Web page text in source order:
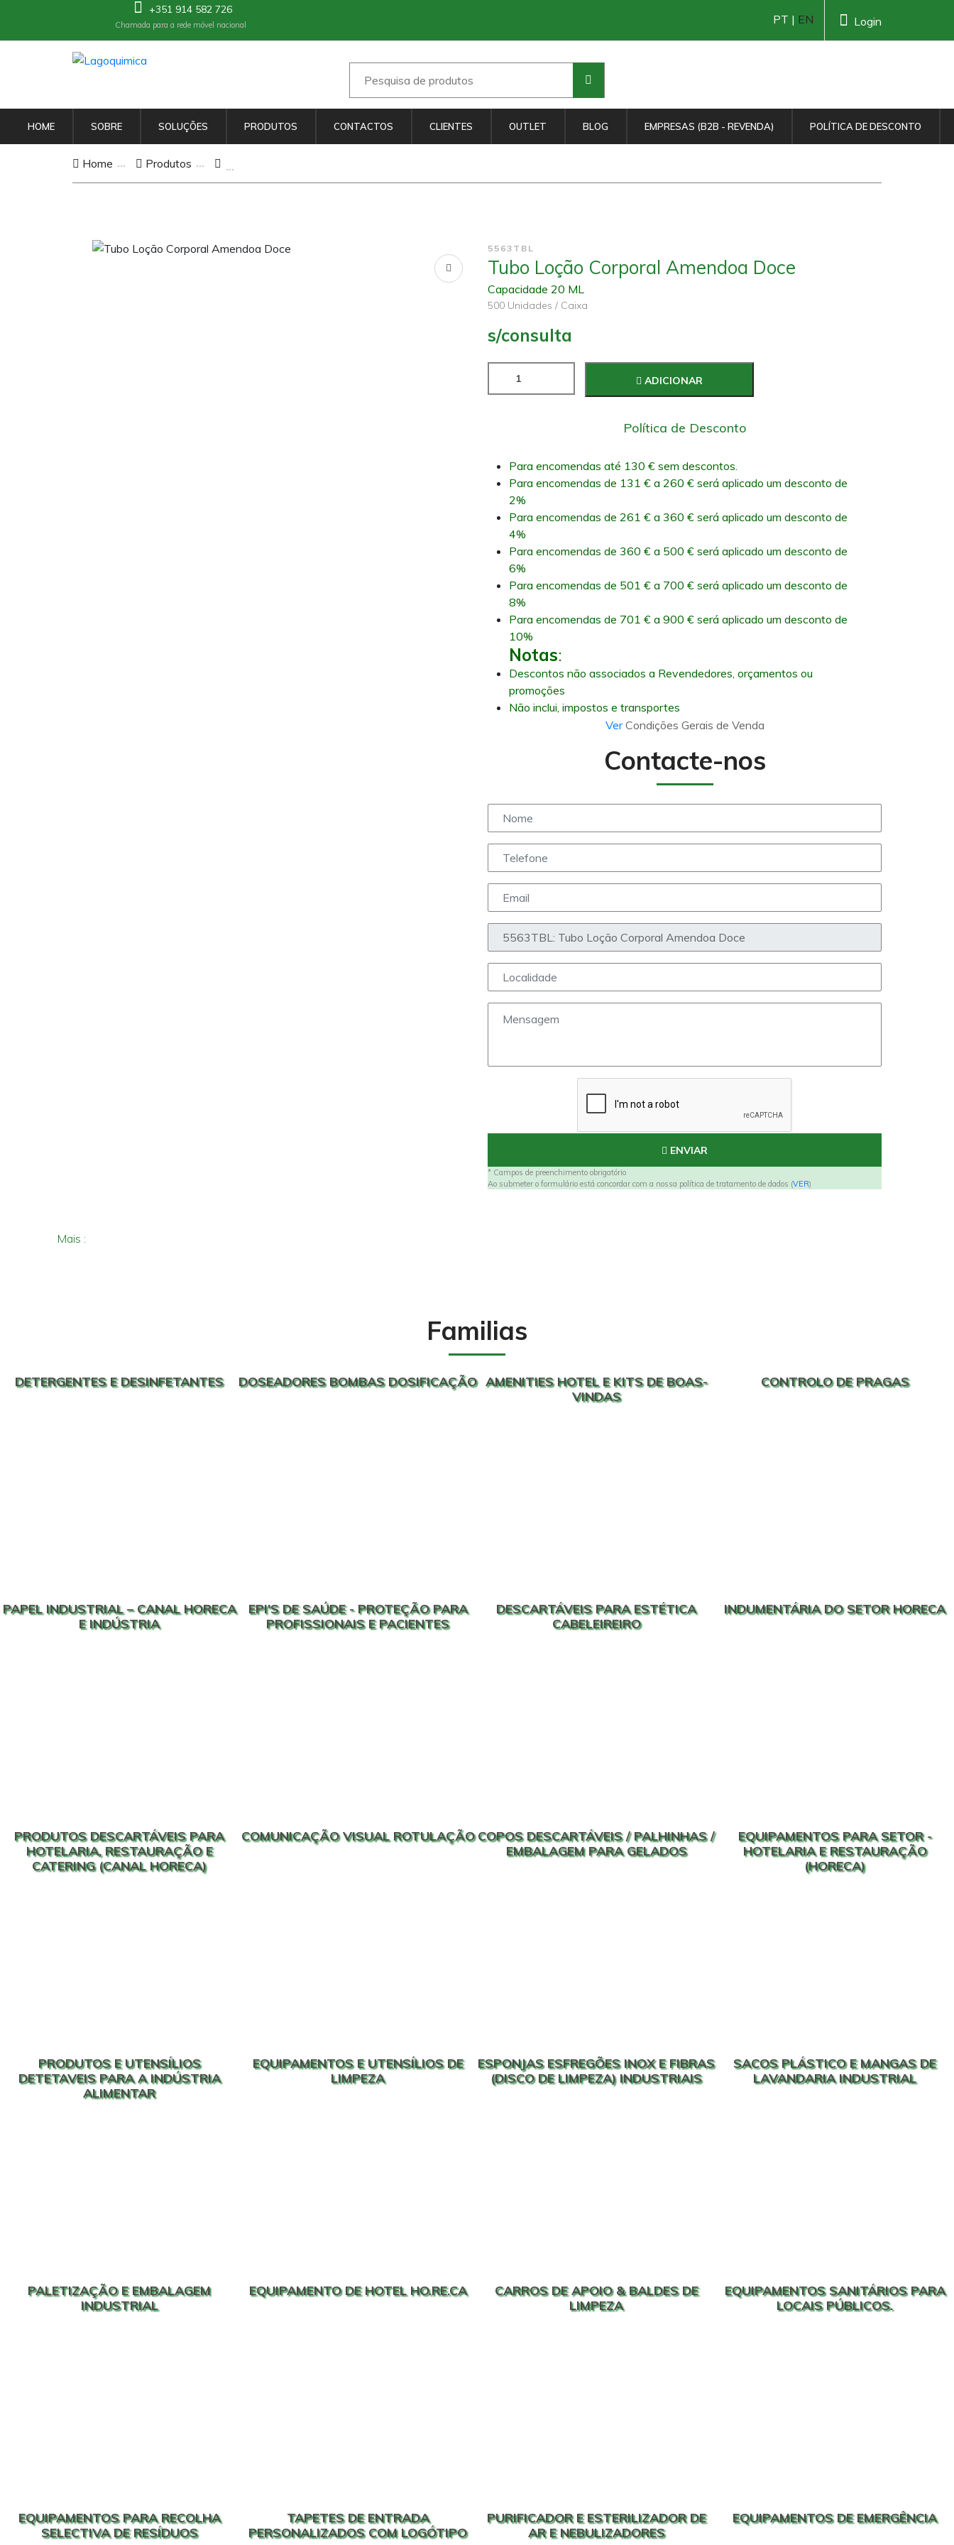
+351 914 582 726
Chamada para a rede móvel nacional Login
PT | EN
HOME SOBRE SOLUÇÕES PRODUTOS CONTACTOS CLIENTES OUTLET BLOG EMPRESAS (B2B - REVENDA) POLÍTICA DE DESCONTO
Home Produtos
5563TBL
Tubo Loção Corporal Amendoa Doce
Capacidade 20 ML
500 Unidades / Caixa
s/consulta
ADICIONAR
Política de Desconto
Para encomendas até 130 € sem descontos.
Para encomendas de 131 € a 260 € será aplicado um desconto de
2%
Para encomendas de 261 € a 360 € será aplicado um desconto de
4%
Para encomendas de 360 € a 500 € será aplicado um desconto de
6%
Para encomendas de 501 € a 700 € será aplicado um desconto de
8%
Para encomendas de 701 € a 900 € será aplicado um desconto de
10%
Notas:
Descontos não associados a Revendedores, orçamentos ou
promoções
Não inclui, impostos e transportes
VerCondições Gerais de Venda
Contacte-nos
ENVIAR
* Campos de preenchimento obrigatório
Ao submeter o formulário está concordar com a nossa política de tratamento de dados (VER)
Mais :
Familias
DETERGENTES E DESINFETANTES DOSEADORES BOMBAS DOSIFICAÇÃO AMENITIES HOTEL E KITS DE BOAS-
VINDAS
CONTROLO DE PRAGAS
PAPEL INDUSTRIAL – CANAL HORECA
E INDÚSTRIA
EPI'S DE SAÚDE - PROTEÇÃO PARA
PROFISSIONAIS E PACIENTES
DESCARTÁVEIS PARA ESTÉTICA
CABELEIREIRO
INDUMENTÁRIA DO SETOR HORECA
PRODUTOS DESCARTÁVEIS PARA
HOTELARIA, RESTAURAÇÃO E
CATERING (CANAL HORECA)
COMUNICAÇÃO VISUAL ROTULAÇÃO COPOS DESCARTÁVEIS / PALHINHAS /
EMBALAGEM PARA GELADOS
EQUIPAMENTOS PARA SETOR -
HOTELARIA E RESTAURAÇÃO
(HORECA)
PRODUTOS E UTENSÍLIOS
DETETAVEIS PARA A INDÚSTRIA
ALIMENTAR
EQUIPAMENTOS E UTENSÍLIOS DE
LIMPEZA
ESPONJAS ESFREGÕES INOX E FIBRAS
(DISCO DE LIMPEZA) INDUSTRIAIS
SACOS PLÁSTICO E MANGAS DE
LAVANDARIA INDUSTRIAL
PALETIZAÇÃO E EMBALAGEM
INDUSTRIAL
EQUIPAMENTO DE HOTEL HO.RE.CA
CARROS DE APOIO & BALDES DE
LIMPEZA
EQUIPAMENTOS SANITÁRIOS PARA
LOCAIS PÚBLICOS.
EQUIPAMENTOS PARA RECOLHA
SELECTIVA DE RESÍDUOS
TAPETES DE ENTRADA
PERSONALIZADOS COM LOGÓTIPO
PURIFICADOR E ESTERILIZADOR DE
AR E NEBULIZADORES
EQUIPAMENTOS DE EMERGÊNCIA